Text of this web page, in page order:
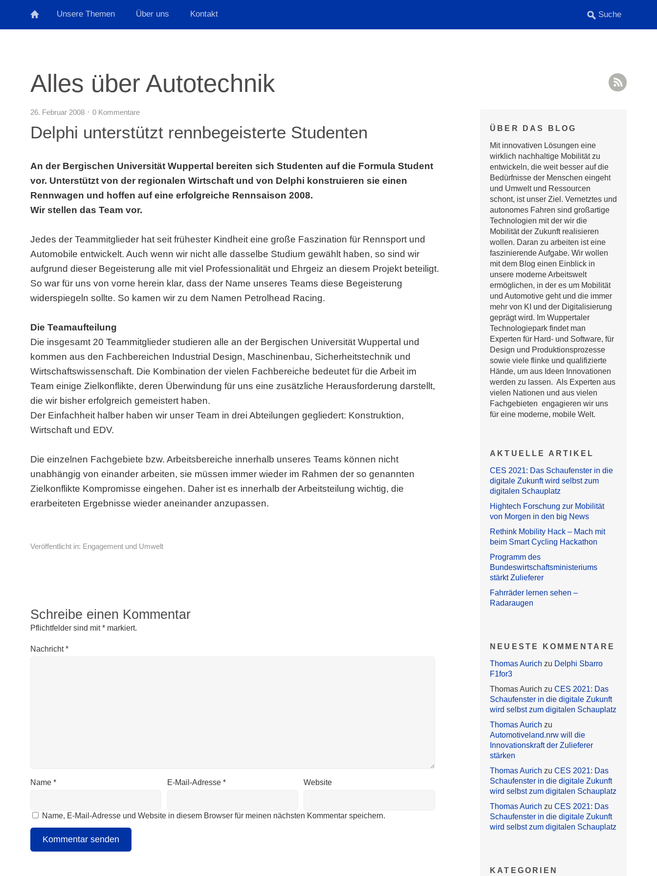
Unsere Themen Über uns Kontakt
Alles über Autotechnik
26. Februar 2008 0 Kommentare
Delphi unterstützt rennbegeisterte Studenten
An der Bergischen Universität Wuppertal bereiten sich Studenten auf die Formula Student
vor. Unterstützt von der regionalen Wirtschaft und von Delphi konstruieren sie einen
Rennwagen und hoffen auf eine erfolgreiche Rennsaison 2008.
Wir stellen das Team vor.
Jedes der Teammitglieder hat seit frühester Kindheit eine große Faszination für Rennsport und
Automobile entwickelt. Auch wenn wir nicht alle dasselbe Studium gewählt haben, so sind wir
aufgrund dieser Begeisterung alle mit viel Professionalität und Ehrgeiz an diesem Projekt beteiligt.
So war für uns von vorne herein klar, dass der Name unseres Teams diese Begeisterung
widerspiegeln sollte. So kamen wir zu dem Namen Petrolhead Racing.
Die Teamaufteilung
Die insgesamt 20 Teammitglieder studieren alle an der Bergischen Universität Wuppertal und
kommen aus den Fachbereichen Industrial Design, Maschinenbau, Sicherheitstechnik und
Wirtschaftswissenschaft. Die Kombination der vielen Fachbereiche bedeutet für die Arbeit im
Team einige Zielkonflikte, deren Überwindung für uns eine zusätzliche Herausforderung darstellt,
die wir bisher erfolgreich gemeistert haben.
Der Einfachheit halber haben wir unser Team in drei Abteilungen gegliedert: Konstruktion,
Wirtschaft und EDV.
Die einzelnen Fachgebiete bzw. Arbeitsbereiche innerhalb unseres Teams können nicht
unabhängig von einander arbeiten, sie müssen immer wieder im Rahmen der so genannten
Zielkonflikte Kompromisse eingehen. Daher ist es innerhalb der Arbeitsteilung wichtig, die
erarbeiteten Ergebnisse wieder aneinander anzupassen.
Veröffentlicht in: Engagement und Umwelt
Schreibe einen Kommentar
Pflichtfelder sind mit* markiert.
Nachricht*
Name * E-Mail-Adresse * Website
Name, E-Mail-Adresse und Website in diesem Browser für meinen nächsten Kommentar speichern.
ÜBER DAS BLOG
Mit innovativen Lösungen eine
wirklich nachhaltige Mobilität zu
entwickeln, die weit besser auf die
Bedürfnisse der Menschen eingeht
und Umwelt und Ressourcen
schont, ist unser Ziel. Vernetztes und
autonomes Fahren sind großartige
Technologien mit der wir die
Mobilität der Zukunft realisieren
wollen. Daran zu arbeiten ist eine
faszinierende Aufgabe. Wir wollen
mit dem Blog einen Einblick in
unsere moderne Arbeitswelt
ermöglichen, in der es um Mobilität
und Automotive geht und die immer
mehr von KI und der Digitalisierung
geprägt wird. Im Wuppertaler
Technologiepark findet man
Experten für Hard- und Software, für
Design und Produktionsprozesse
sowie viele flinke und qualifizierte
Hände, um aus Ideen Innovationen
werden zu lassen. Als Experten aus
vielen Nationen und aus vielen
Fachgebieten engagieren wir uns
für eine moderne, mobile Welt.
AKTUELLE ARTIKEL
CES 2021: Das Schaufenster in die
digitale Zukunft wird selbst zum
digitalen Schauplatz
Hightech Forschung zur Mobilität
von Morgen in den big News
Rethink Mobility Hack – Mach mit
beim Smart Cycling Hackathon
Programm des
Bundeswirtschaftsministeriums
stärkt Zulieferer
Fahrräder lernen sehen –
Radaraugen
NEUESTE KOMMENTARE
Thomas Aurich zu Delphi Sbarro
F1for3
Thomas Aurich zu CES 2021: Das
Schaufenster in die digitale Zukunft
wird selbst zum digitalen Schauplatz
Thomas Aurich zu
Automotiveland.nrw will die
Innovationskraft der Zulieferer
stärken
Thomas Aurich zu CES 2021: Das
Schaufenster in die digitale Zukunft
wird selbst zum digitalen Schauplatz
Thomas Aurich zu CES 2021: Das
Schaufenster in die digitale Zukunft
wird selbst zum digitalen Schauplatz
KATEGORIEN